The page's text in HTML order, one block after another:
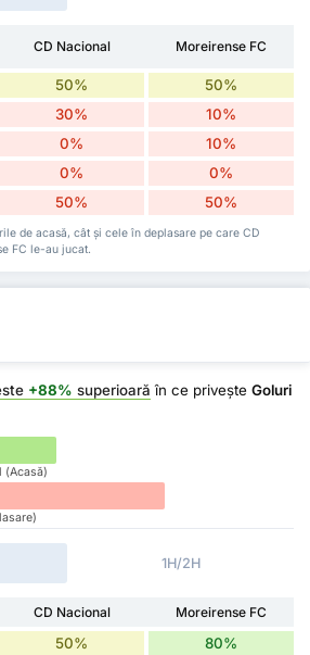
CD Nacional Moreirense FC
50% 50%
30% 10%
0% 10%
0% 0%
50% 50%
de acasă, cât și cele în deplasare pe care CD
FC le-au jucat.
+88% superioară în ce privește Goluri
(Acasă)
1H/2H
CD Nacional
Moreirense FC
50% 80%